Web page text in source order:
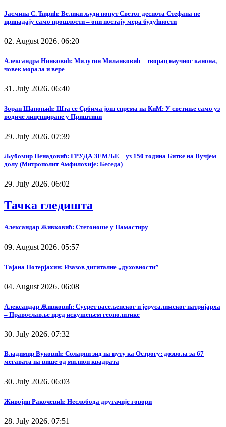
Јасмина С. Ћирић: Велики људи попут Светог деспота Стефана не
припадају само прошлости – они постају мера будућности
02. August 2026. 06:20
Александра Нинковић: Милутин Миланковић – творац научног канона,
човек морала и вере
31. July 2026. 06:40
Зоран Шапоњић: Шта се Србима још спрема на КиМ: У светиње само уз
водиче лиценциране у Приштини
29. July 2026. 07:39
Љубомир Ненадовић: ГРУДА ЗЕМЉЕ – уз 150 година Битке на Вучјем
долу (Митрополит Амфилохије: Беседа)
29. July 2026. 06:02
Тачка гледишта
Александар Живковић: Стегоноше у Намастиру
09. August 2026. 05:57
Тајана Потерјахин: Изазов дигиталне „духовности”
04. August 2026. 06:08
Александар Живковић: Сусрет васељенског и јерусалимског патријарха
– Православље пред искушењем геополитике
30. July 2026. 07:32
Владимир Вуковић: Соларни зид на путу ка Острогу: дозвола за 67
мегавата на више од милион квадрата
30. July 2026. 06:03
Живојин Ракочевић: Неслобода другачије говори
28. July 2026. 07:51